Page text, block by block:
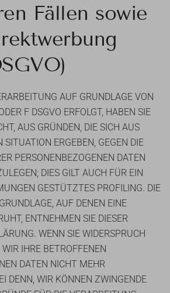
Fällen sowie
AUF GRUNDLAGE VON
F DSGVO ERFOLGT, HABEN SIE
AUS GRÜNDEN, DIE SICH AUS
SITUATION ERGEBEN, GEGEN DIE
PERSONENBEZOGENEN DATEN
DIES GILT AUCH FÜR EIN
GESTÜTZTES PROFILING. DIE
AUF DENEN EINE
ENTNEHMEN SIE DIESER
WENN SIE WIDERSPRUCH
IHRE BETROFFENEN
DATEN NICHT MEHR
DENN, WIR KÖNNEN ZWINGENDE